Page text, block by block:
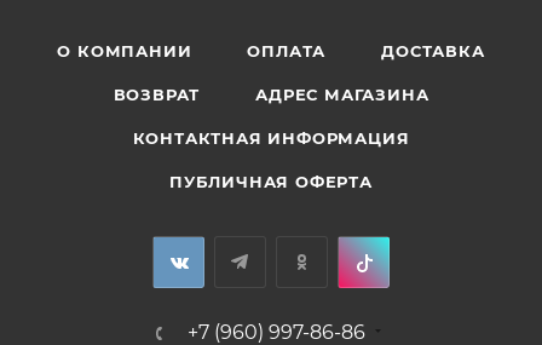
О КОМПАНИИ ОПЛАТА ДОСТАВКА
ВОЗВРАТ АДРЕС МАГАЗИНА
КОНТАКТНАЯ ИНФОРМАЦИЯ
ПУБЛИЧНАЯ ОФЕРТА
+7 (960) 997-86-86